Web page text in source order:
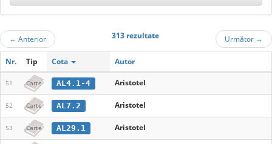
← Anterior 313 rezultate Următor →
Nr. Tip Cota Autor
51 Carte AL4.1-4 Aristotel
52 Carte AL7.2 Aristotel
53 Carte AL29.1 Aristotel